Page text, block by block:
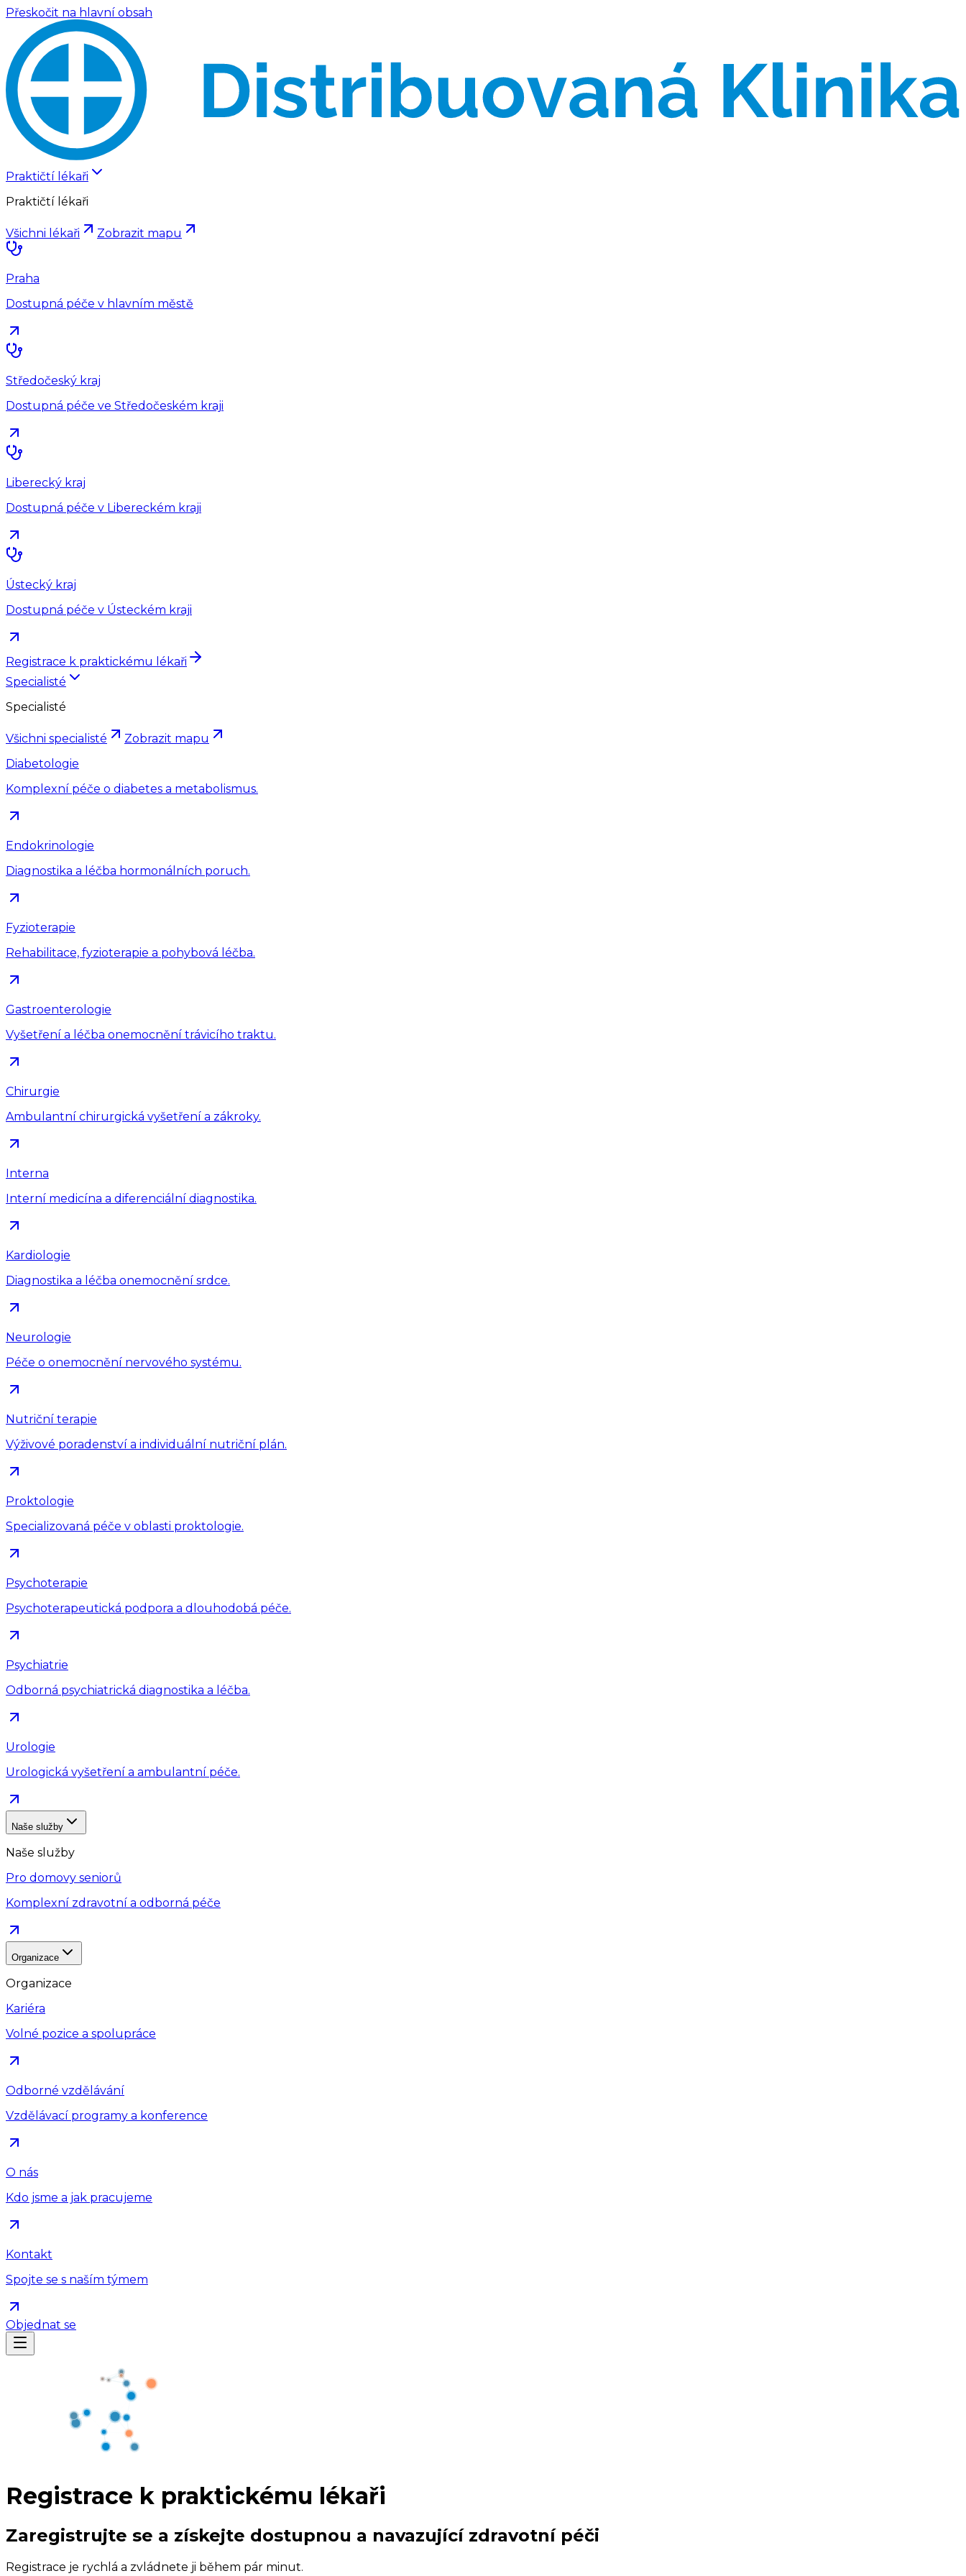
Přeskočit na hlavní obsah
Praktičtí lékaři
Praktičtí lékaři
Všichni lékaři Zobrazit mapu
Praha
Dostupná péče v hlavním městě
Středočeský kraj
Dostupná péče ve Středočeském kraji
Liberecký kraj
Dostupná péče v Libereckém kraji
Ústecký kraj
Dostupná péče v Ústeckém kraji
Registrace k praktickému lékaři
Specialisté
Specialisté
Všichni specialisté
Zobrazit mapu
Diabetologie
Komplexní péče o diabetes a metabolismus.
Endokrinologie
Diagnostika a léčba hormonálních poruch.
Fyzioterapie
Rehabilitace, fyzioterapie a pohybová léčba.
Gastroenterologie
Vyšetření a léčba onemocnění trávicího traktu.
Chirurgie
Ambulantní chirurgická vyšetření a zákroky.
Interna
Interní medicína a diferenciální diagnostika.
Kardiologie
Diagnostika a léčba onemocnění srdce.
Neurologie
Péče o onemocnění nervového systému.
Nutriční terapie
Výživové poradenství a individuální nutriční plán.
Proktologie
Specializovaná péče v oblasti proktologie.
Psychoterapie
Psychoterapeutická podpora a dlouhodobá péče.
Psychiatrie
Odborná psychiatrická diagnostika a léčba.
Urologie
Urologická vyšetření a ambulantní péče.
Naše služby
Naše služby
Pro domovy seniorů
Komplexní zdravotní a odborná péče
Organizace
Organizace
Kariéra
Volné pozice a spolupráce
Odborné vzdělávání
Vzdělávací programy a konference
O nás
Kdo jsme a jak pracujeme
Kontakt
Spojte se s naším týmem
Objednat se
Registrace k praktickému lékaři
Zaregistrujte se a získejte dostupnou a navazující zdravotní péči
Registrace je rychlá a zvládnete ji během pár minut.